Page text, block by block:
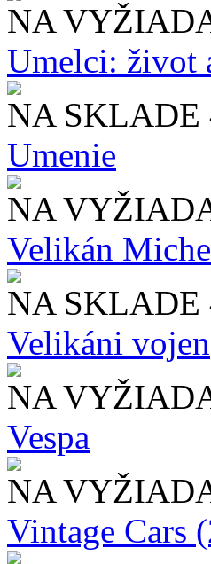
NA
Umelci: život
NA SKLADE
Umenie
NA
Velikán
NA SKLADE
Velikáni vojen
NA
Vespa
NA
Vintage Cars